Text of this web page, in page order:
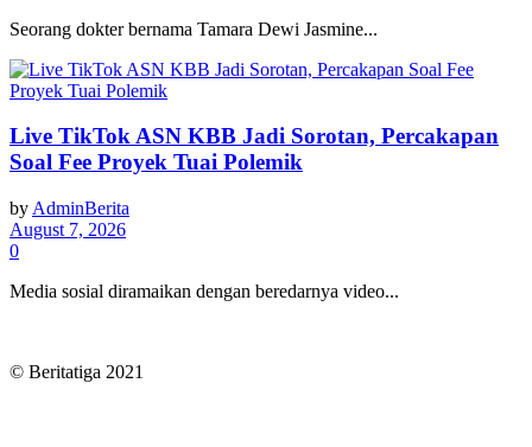
Seorang dokter bernama Tamara Dewi Jasmine...
Live TikTok ASN KBB Jadi Sorotan, Percakapan
Soal Fee Proyek Tuai Polemik
by AdminBerita
August 7, 2026
0
Media sosial diramaikan dengan beredarnya video...
© Beritatiga 2021